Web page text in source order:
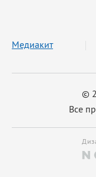
©
Все
Медиакит